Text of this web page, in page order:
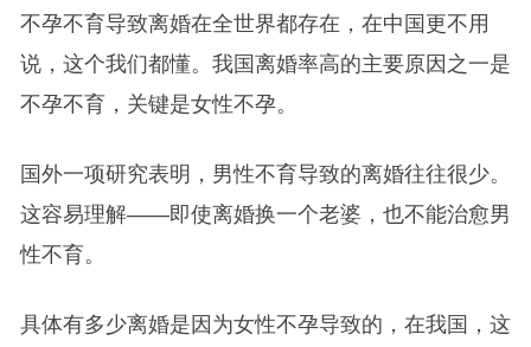
不孕不育导致离婚在全世界都存在，在中国更不用
说，这个我们都懂。我国离婚率高的主要原因之一是
不孕不育，关键是女性不孕。
国外一项研究表明，男性不育导致的离婚往往很少。
这容易理解——即使离婚换一个老婆，也不能治愈男
性不育。
具体有多少离婚是因为女性不孕导致的，在我国，这